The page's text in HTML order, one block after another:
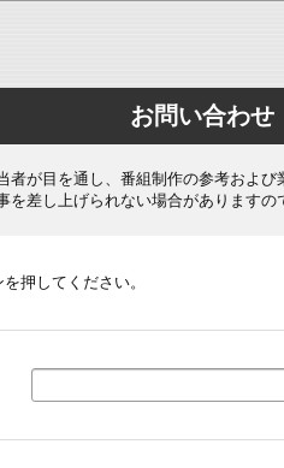
お問い合わせ
が目を通し、番組制作の参考および
差し上げられない場合がありますの
押してください。